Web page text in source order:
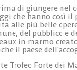
di giungere nel
che hanno così
alle più belle
del pubblico e
in marmo
il paese
Trofeo Forte dei